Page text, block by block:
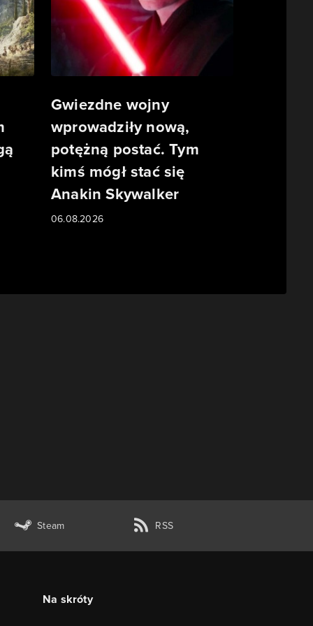
Gwiezdne wojny
wprowadziły nową,
potężną postać. Tym
kimś mógł stać się
Anakin Skywalker
06.08.2026
Steam RSS
Na skróty